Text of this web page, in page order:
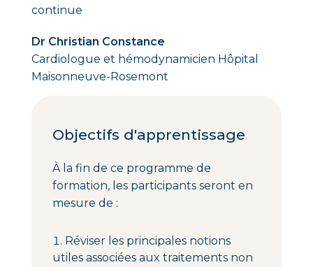
continue
Dr Christian Constance
Cardiologue et hémodynamicien Hôpital
Maisonneuve-Rosemont
Objectifs d'apprentissage
À la fin de ce programme de
formation, les participants seront en
mesure de :
Réviser les principales notions
utiles associées aux traitements non